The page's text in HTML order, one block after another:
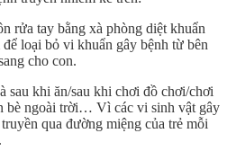
rửa tay bằng xà phòng diệt khuẩn
loại bỏ vi khuẩn gây bệnh từ bên
cho con.
sau khi ăn/sau khi chơi đồ chơi/chơi
bè ngoài trời… Vì các vi sinh vật gây
qua đường miệng của trẻ mỗi